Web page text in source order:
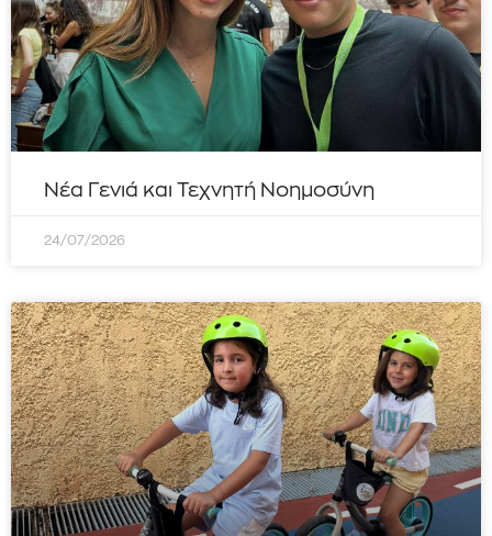
Νέα Γενιά και Τεχνητή Νοημοσύνη
24/07/2026